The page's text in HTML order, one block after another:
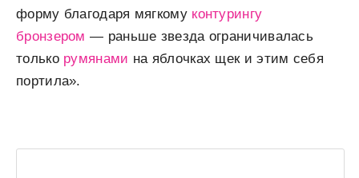
форму благодаря мягкому контурингу
бронзером — раньше звезда ограничивалась
только румянами на яблочках щек и этим себя
портила».